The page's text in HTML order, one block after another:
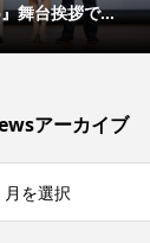
舞台挨拶で...
アーカイブ
月を選択